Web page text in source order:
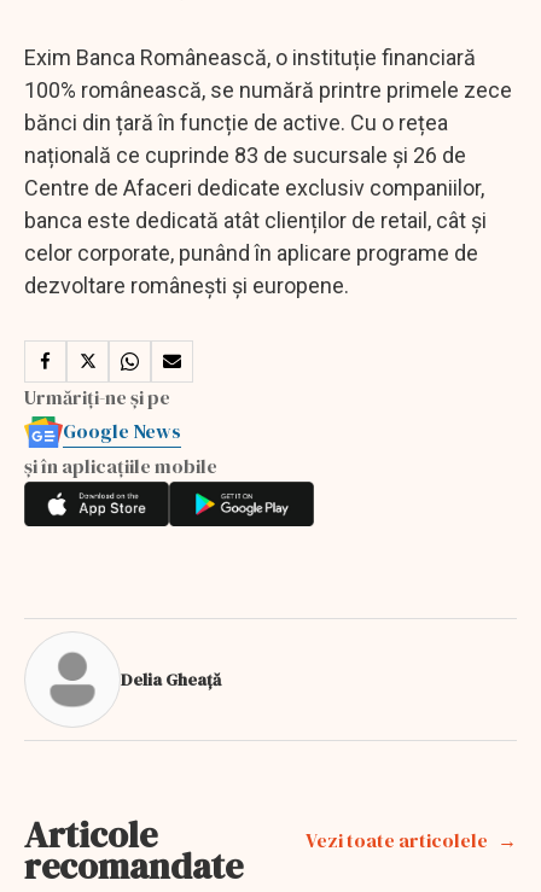
Exim Banca Românească, o instituție financiară
100% românească, se numără printre primele zece
bănci din țară în funcție de active. Cu o rețea
națională ce cuprinde 83 de sucursale și 26 de
Centre de Afaceri dedicate exclusiv companiilor,
banca este dedicată atât clienților de retail, cât și
celor corporate, punând în aplicare programe de
dezvoltare românești și europene.
Urmăriți-ne și pe
Google News
și în aplicațiile mobile
Delia Gheață
Articole
recomandate
Vezi toate articolele